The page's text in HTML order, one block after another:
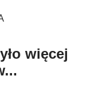
więcej